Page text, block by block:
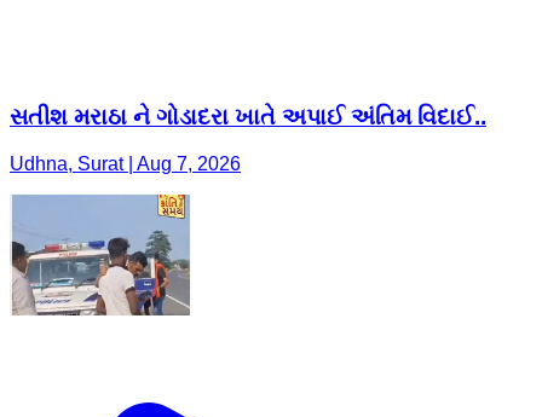
સતીશ મરાઠા ને ગોડાદરા ખાતે અપાઈ અંતિમ વિદાઈ..
Udhna, Surat | Aug 7, 2026